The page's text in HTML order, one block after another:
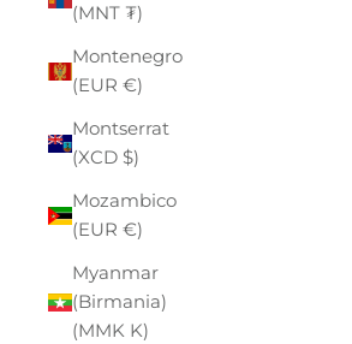
(MNT ₮)
Montenegro
(EUR €)
Montserrat
(XCD $)
Mozambico
(EUR €)
Myanmar
(Birmania)
(MMK K)